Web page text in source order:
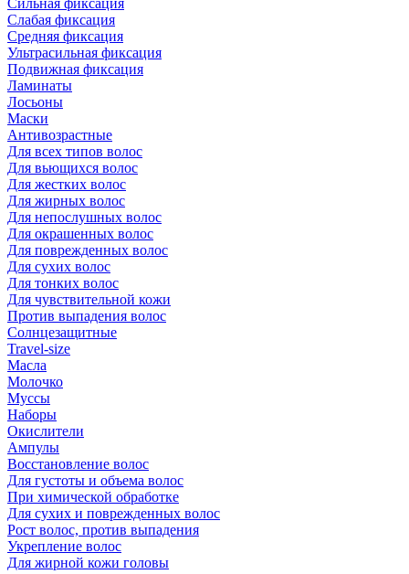
Сильная фиксация
Слабая фиксация
Средняя фиксация
Ультрасильная фиксация
Подвижная фиксация
Ламинаты
Лосьоны
Маски
Антивозрастные
Для всех типов волос
Для вьющихся волос
Для жестких волос
Для жирных волос
Для непослушных волос
Для окрашенных волос
Для поврежденных волос
Для сухих волос
Для тонких волос
Для чувствительной кожи
Против выпадения волос
Солнцезащитные
Travel-size
Масла
Молочко
Муссы
Наборы
Окислители
Ампулы
Восстановление волос
Для густоты и объема волос
При химической обработке
Для сухих и поврежденных волос
Рост волос, против выпадения
Укрепление волос
Для жирной кожи головы